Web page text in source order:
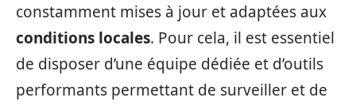
constamment mises à jour et adaptées aux
conditions locales. Pour cela, il est essentiel
de disposer d’une équipe dédiée et d’outils
performants permettant de surveiller et de